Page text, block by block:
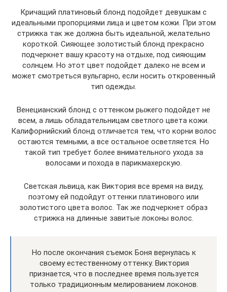
Кричащий платиновый блонд подойдет девушкам с
идеальными пропорциями лица и цветом кожи. При этом
стрижка так же должна быть идеальной, желательно
короткой. Сияющее золотистый блонд прекрасно
подчеркнет вашу красоту на отдыхе, под сияющим
солнцем. Но этот цвет подойдет далеко не всем и
может смотреться вульгарно, если носить откровенный
тип одежды.
Венецианский блонд с оттенком рыжего подойдет не
всем, а лишь обладательницам светлого цвета кожи.
Калифорнийский блонд отличается тем, что корни волос
остаются темными, а все остальное осветляется. Но
такой тип требует более внимательного ухода за
волосами и похода в парикмахерскую.
Светская львица, как Виктория все время на виду,
поэтому ей подойдут оттенки платинового или
золотистого цвета волос. Так же подчеркнет образ
стрижка на длинные завитые локоны волос.
Но после окончания съемок Боня вернулась к
своему естественному оттенку. Виктория
признается, что в последнее время пользуется
только традиционным мелированием локонов.